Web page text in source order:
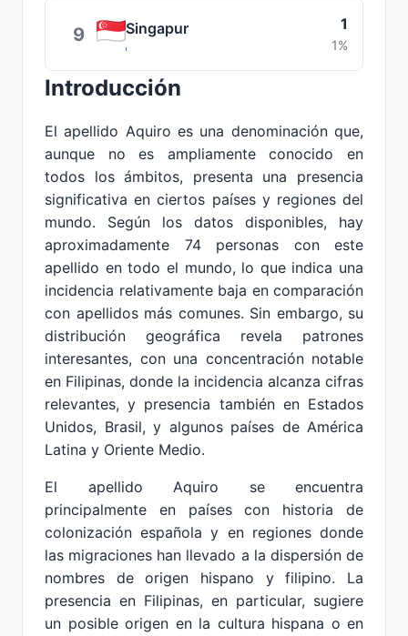
9 Singapur 1
1%
Introducción
El apellido Aquiro es una denominación que,
aunque no es ampliamente conocido en
todos los ámbitos, presenta una presencia
significativa en ciertos países y regiones del
mundo. Según los datos disponibles, hay
aproximadamente 74 personas con este
apellido en todo el mundo, lo que indica una
incidencia relativamente baja en comparación
con apellidos más comunes. Sin embargo, su
distribución geográfica revela patrones
interesantes, con una concentración notable
en Filipinas, donde la incidencia alcanza cifras
relevantes, y presencia también en Estados
Unidos, Brasil, y algunos países de América
Latina y Oriente Medio.
El apellido Aquiro se encuentra
principalmente en países con historia de
colonización española y en regiones donde
las migraciones han llevado a la dispersión de
nombres de origen hispano y filipino. La
presencia en Filipinas, en particular, sugiere
un posible origen en la cultura hispana o en